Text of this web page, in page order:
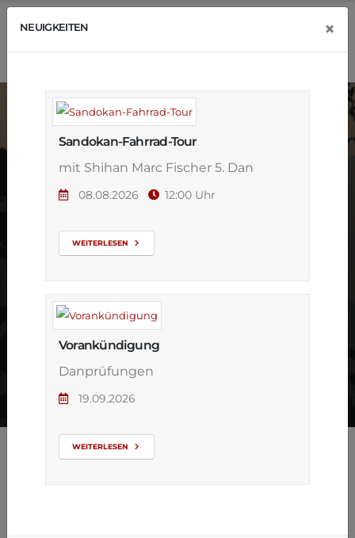
NEUIGKEITEN ×
Sandokan-Fahrrad-Tour
mit Shihan Marc Fischer 5. Dan
08.08.2026 12:00 Uhr
WEITERLESEN
Vorankündigung
Danprüfungen
19.09.2026
WEITERLESEN
Anfängerkurs
Karate in der
Eifel